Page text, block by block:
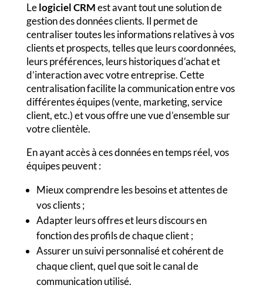
Lelogiciel CRMest avant tout une solution de
gestion des données clients. Il permet de
centraliser toutes les informations relatives à vos
clients et prospects, telles que leurs coordonnées,
leurs préférences, leurs historiques d’achat et
d’interaction avec votre entreprise. Cette
centralisation facilite la communication entre vos
différentes équipes (vente, marketing, service
client, etc.) et vous offre une vue d’ensemble sur
votre clientèle.
En ayant accès à ces données en temps réel, vos
équipes peuvent :
Mieux comprendre les besoins et attentes de
vos clients ;
Adapter leurs offres et leurs discours en
fonction des profils de chaque client ;
Assurer un suivi personnalisé et cohérent de
chaque client, quel que soit le canal de
communication utilisé.